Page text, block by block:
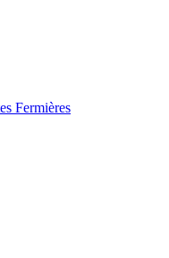
Fermières